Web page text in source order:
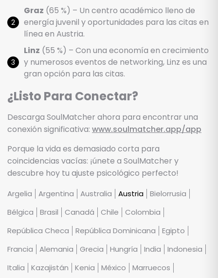
Graz (65 %) – Un centro académico lleno de
energía juvenil y oportunidades para las citas en
línea en Austria.
Linz (55 %) – Con una economía en crecimiento
y numerosos eventos de networking, Linz es una
gran opción para las citas.
¿Listo Para Conectar?
Descarga SoulMatcher ahora para encontrar una
conexión significativa: www.soulmatcher.app/app
Porque la vida es demasiado corta para
coincidencias vacías: ¡únete a SoulMatcher y
descubre hoy tu ajuste psicológico perfecto!
Argelia Argentina Australia Austria
Bielorrusia
Bélgica
Brasil Canadá Chile
Colombia
República Checa
República Dominicana
Egipto
Francia
Alemania Grecia Hungría India
Indonesia
Italia
Kazajistán Kenia México
Marruecos